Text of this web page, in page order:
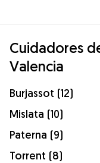
Cuidadores
Valencia
Burjassot (12)
Mislata (10)
Paterna (9)
Torrent (8)